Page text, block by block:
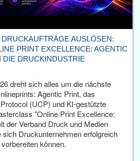
AUSLÖSEN:
PRINT EXCELLENCE: AGENTIC
DIE DRUCKINDUSTRIE
dreht sich alles um die nächste
Agentic Print, das
(UCP) und KI-gestützte
"Online Print Excellence:
der Verband Druck und Medien
Druckunternehmen erfolgreich
können.